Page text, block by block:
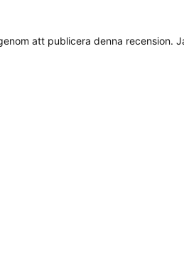
att publicera denna recension.